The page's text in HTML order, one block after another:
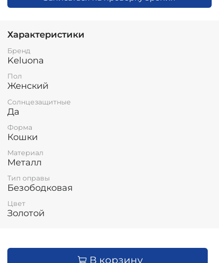
Характеристики
Бренд
Keluona
Пол
Женский
Солнцезащитные
Да
Форма
Кошки
Материал
Металл
Тип оправы
Безободковая
Цвет
Золотой
В корзину